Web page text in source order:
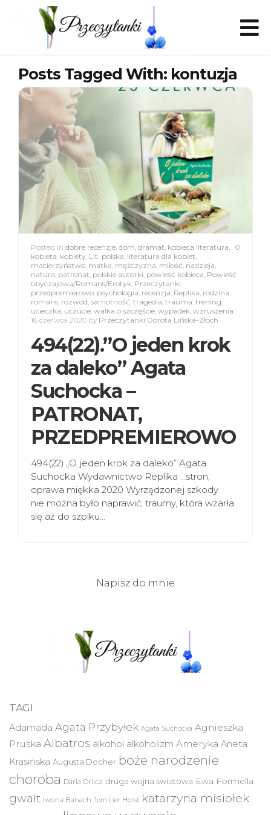
Posts Tagged With: kontuzja
0
Posted in dobre recenzje, dom, dramat, kobieca literatura,
kobieta, kobiety, Lit. polska, literatura dla kobiet,
macierzyństwo, matka, mężczyzna, miłość, nadzieja,
natura, patronat, polskie autorki, powieść kobieca, Powieść
obyczajowa/Romans/Erotyk, Przeczytanki,
przedpremierowo, psychologia, recenzja, Replika, rodzina,
romans, rozwód, samotność, tragedia, trauma, trening,
ucieczka, uczucie, walka o szczęście, wypadek, wzruszenia
16 czerwca 2020 by Przeczytanki Dorota Lińska-Złoch
494(22).”O jeden krok
za daleko” Agata
Suchocka –
PATRONAT,
PRZEDPREMIEROWO
494(22).„O jeden krok za daleko” Agata
Suchocka Wydawnictwo Replika …stron,
oprawa miękka 2020 Wyrządzonej szkody
nie można było naprawić; traumy, która wżarła
się aż do szpiku…
Napisz do mnie
TAGI
Adamada Agata Przybyłek Agata Suchocka Agnieszka
Pruska Albatros alkohol alkoholizm Ameryka Aneta
Krasińska Augusta Docher boże narodzenie
choroba Daria Orlicz druga wojna światowa Ewa Formella
gwałt Iwona Banach Jorn Lier Horst katarzyna misiołek